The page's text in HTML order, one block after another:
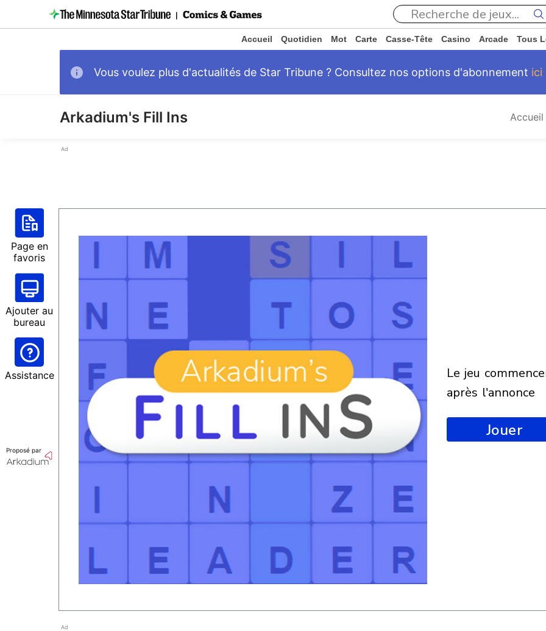
Accueil Quotidien Mot Carte Casse-Tête Casino Arcade Tous
Vous voulez plus d'actualités de Star Tribune ? Consultez nos options d'abonnement ici
Arkadium's Fill Ins Accueil
Ad
Page en
favoris
Ajouter au
bureau
Assistance
Proposé par
le jeu commencera
après l'annonce
Jouer
Ad